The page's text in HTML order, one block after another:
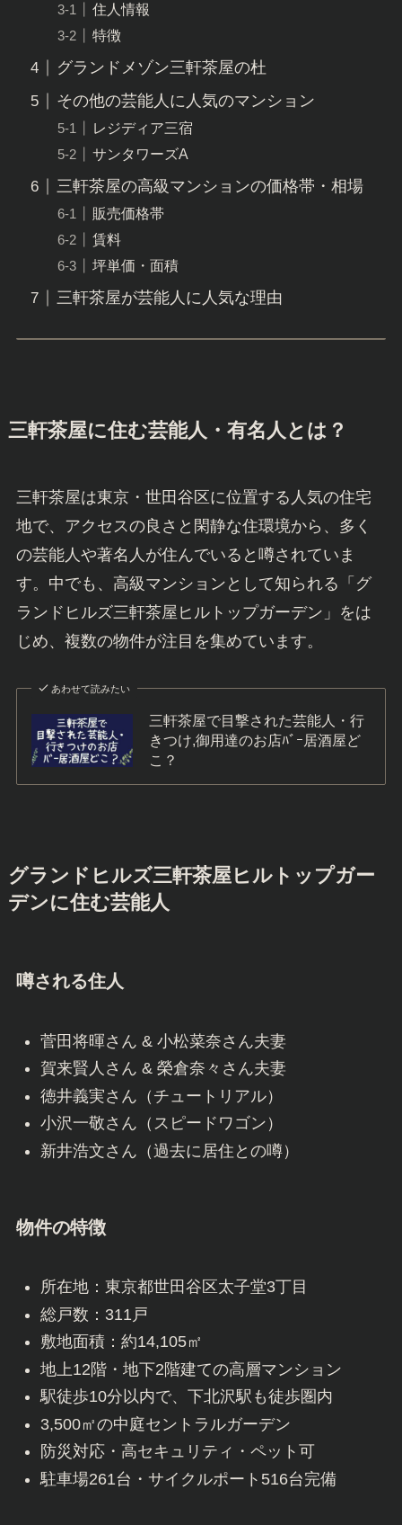
住人情報
特徴
グランドメゾン三軒茶屋の杜
その他の芸能人に人気のマンション
レジディア三宿
サンタワーズA
三軒茶屋の高級マンションの価格帯・相場
販売価格帯
賃料
坪単価・面積
三軒茶屋が芸能人に人気な理由
三軒茶屋に住む芸能人・有名人とは？
三軒茶屋は東京・世田谷区に位置する人気の住宅
地で、アクセスの良さと閑静な住環境から、多く
の芸能人や著名人が住んでいると噂されていま
す。中でも、高級マンションとして知られる「グ
ランドヒルズ三軒茶屋ヒルトップガーデン」をは
じめ、複数の物件が注目を集めています。
あわせて読みたい
三軒茶屋で目撃された芸能人・行
きつけ,御用達のお店ﾊﾞｰ居酒屋ど
こ？
グランドヒルズ三軒茶屋ヒルトップガー
デンに住む芸能人
噂される住人
菅田将暉さん & 小松菜奈さん夫妻
賀来賢人さん & 榮倉奈々さん夫妻
徳井義実さん（チュートリアル）
小沢一敬さん（スピードワゴン）
新井浩文さん（過去に居住との噂）
物件の特徴
所在地：東京都世田谷区太子堂3丁目
総戸数：311戸
敷地面積：約14,105㎡
地上12階・地下2階建ての高層マンション
駅徒歩10分以内で、下北沢駅も徒歩圏内
3,500㎡の中庭セントラルガーデン
防災対応・高セキュリティ・ペット可
駐車場261台・サイクルポート516台完備